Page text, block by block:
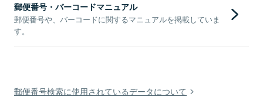
郵便番号・バーコードマニュアル
郵便番号や、バーコードに関するマニュアルを掲載していま
す。
郵便番号検索に使用されているデータについて